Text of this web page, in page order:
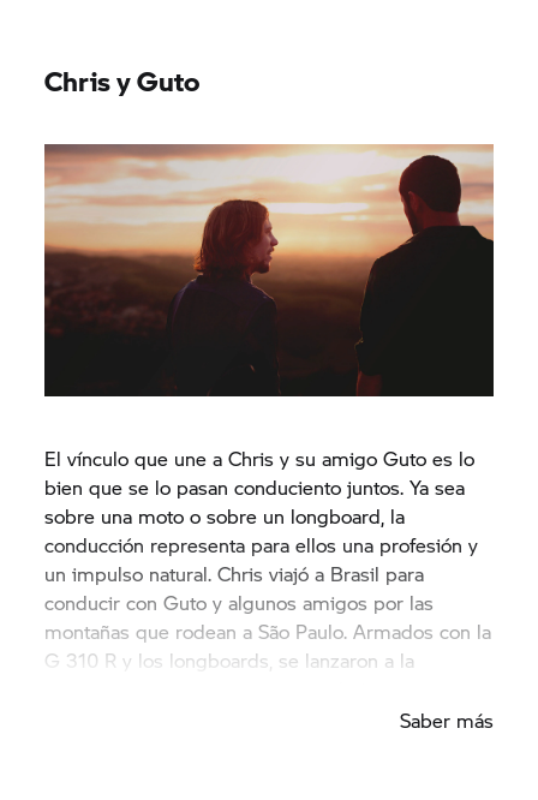
Chris y Guto
El vínculo que une a Chris y su amigo Guto es lo
bien que se lo pasan conduciento juntos. Ya sea
sobre una moto o sobre un longboard, la
conducción representa para ellos una profesión y
un impulso natural. Chris viajó a Brasil para
conducir con Guto y algunos amigos por las
montañas que rodean a São Paulo. Armados con la
G 310 R y los longboards, se lanzaron a la
Saber más